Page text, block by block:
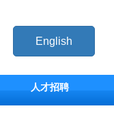
English
人才招聘